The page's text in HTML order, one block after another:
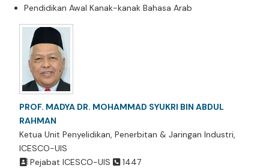
Pendidikan Awal Kanak-kanak Bahasa Arab
PROF. MADYA DR. MOHAMMAD SYUKRI BIN ABDUL
RAHMAN
Ketua Unit Penyelidikan, Penerbitan & Jaringan Industri,
ICESCO-UIS
Pejabat ICESCO-UIS
1447